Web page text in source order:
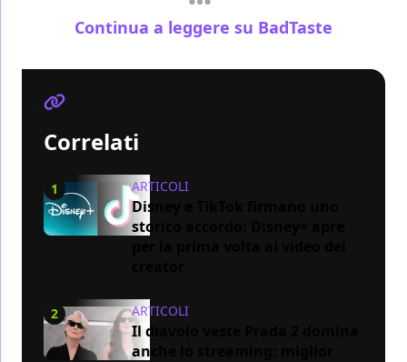
Continua a leggere su BadTaste
Correlati
1 ARTICOLI
Disney e TikTok firmano uno
storico accordo: Disney+ apre
2 ARTICOLI
Il diavolo veste Prada 2 domina
anche lo streaming: miglior